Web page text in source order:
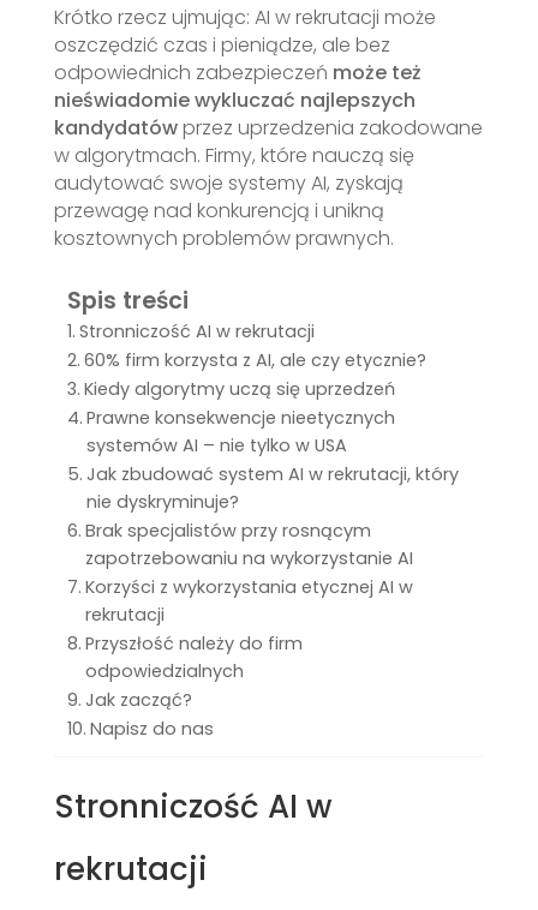
Krótko rzecz ujmując: AI w rekrutacji może
oszczędzić czas i pieniądze, ale bez
odpowiednich zabezpieczeń może też
nieświadomie wykluczać najlepszych
kandydatówprzez uprzedzenia zakodowane
w algorytmach. Firmy, które nauczą się
audytować swoje systemy AI, zyskają
przewagę nad konkurencją i unikną
kosztownych problemów prawnych.
Spis treści
Stronniczość AI w rekrutacji
60% firm korzysta z AI, ale czy etycznie?
Kiedy algorytmy uczą się uprzedzeń
Prawne konsekwencje nieetycznych
systemów AI – nie tylko w USA
Jak zbudować system AI w rekrutacji, który
nie dyskryminuje?
Brak specjalistów przy rosnącym
zapotrzebowaniu na wykorzystanie AI
Korzyści z wykorzystania etycznej AI w
rekrutacji
Przyszłość należy do firm
odpowiedzialnych
Jak zacząć?
Napisz do nas
Stronniczość AI w
rekrutacji